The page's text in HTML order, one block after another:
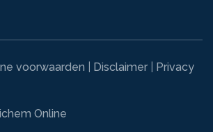
voorwaarden Disclaimer
Privacy
Online